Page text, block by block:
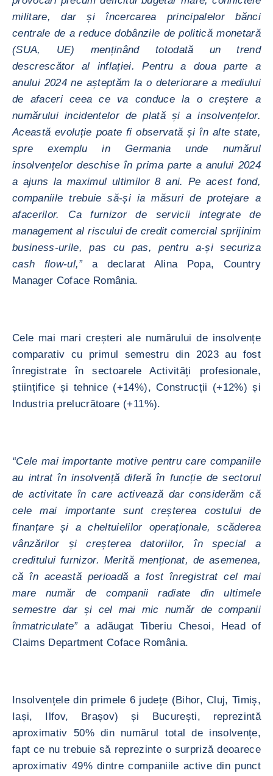
militare, dar și încercarea principalelor bănci
centrale de a reduce dobânzile de politică monetară
(SUA, UE) menținând totodată un trend
descrescător al inflației. Pentru a doua parte a
anului 2024 ne așteptăm la o deteriorare a mediului
de afaceri ceea ce va conduce la o creștere a
numărului incidentelor de plată și a insolvențelor.
Această evoluție poate fi observată și în alte state,
spre exemplu in Germania unde numărul
insolvențelor deschise în prima parte a anului 2024
a ajuns la maximul ultimilor 8 ani. Pe acest fond,
companiile trebuie să-și ia măsuri de protejare a
afacerilor. Ca furnizor de servicii integrate de
management al riscului de credit comercial sprijinim
business-urile, pas cu pas, pentru a-și securiza
cash flow-ul,” a declarat Alina Popa, Country
Manager Coface România.
Cele mai mari creșteri ale numărului de insolvențe
comparativ cu primul semestru din 2023 au fost
înregistrate în sectoarele Activități profesionale,
științifice și tehnice (+14%), Construcții (+12%) și
Industria prelucrătoare (+11%).
“Cele mai importante motive pentru care companiile
au intrat în insolvență diferă în funcție de sectorul
de activitate în care activează dar considerăm că
cele mai importante sunt creșterea costului de
finanțare și a cheltuielilor operaționale, scăderea
vânzărilor și creșterea datoriilor, în special a
creditului furnizor. Merită menționat, de asemenea,
că în această perioadă a fost înregistrat cel mai
mare număr de companii radiate din ultimele
semestre dar și cel mai mic număr de companii
înmatriculate”a adăugat Tiberiu Chesoi, Head of
Claims Department Coface România.
Insolvențele din primele 6 județe (Bihor, Cluj, Timiș,
Iași, Ilfov, Brașov) și București, reprezintă
aproximativ 50% din numărul total de insolvențe,
fapt ce nu trebuie să reprezinte o surpriză deoarece
aproximativ 49% dintre companiile active din punct